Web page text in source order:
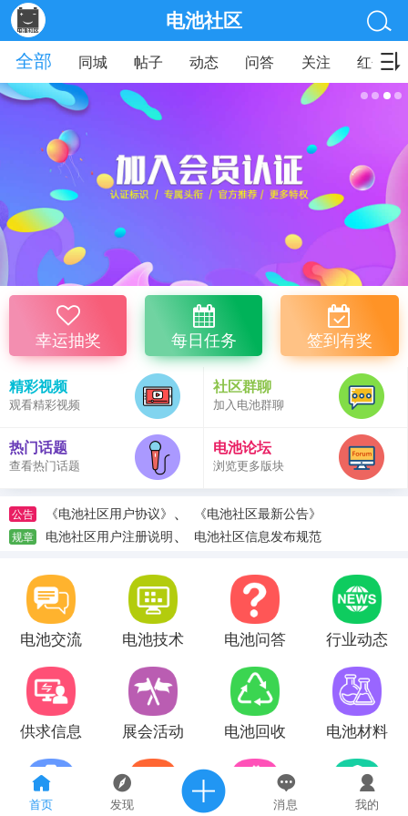
首页 发现 消息 我的
电池社区
全部
同城 帖子 动态 问答 关注 红包
幸运抽奖 每日任务 签到有奖
精彩视频
观看精彩视频
社区群聊
加入电池群聊
热门话题
查看热门话题
电池论坛
浏览更多版块
公告 《电池社区用户协议》 、 《电池社区最新公告》
规章 电池社区用户注册说明、 电池社区信息发布规范
电池交流 电池技术 电池问答 行业动态
供求信息 展会活动 电池回收 电池材料